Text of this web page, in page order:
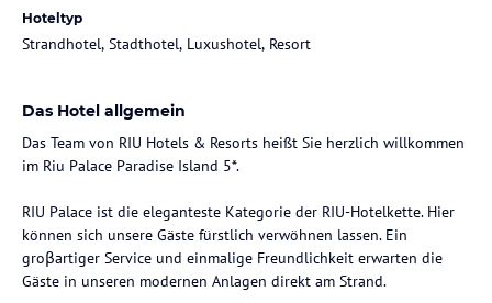
Hoteltyp
Strandhotel, Stadthotel, Luxushotel, Resort
Das Hotel allgemein
Das Team von RIU Hotels & Resorts heißt Sie herzlich willkommen
im Riu Palace Paradise Island 5*.
RIU Palace ist die eleganteste Kategorie der RIU-Hotelkette. Hier
können sich unsere Gäste fürstlich verwöhnen lassen. Ein
groβartiger Service und einmalige Freundlichkeit erwarten die
Gäste in unseren modernen Anlagen direkt am Strand.